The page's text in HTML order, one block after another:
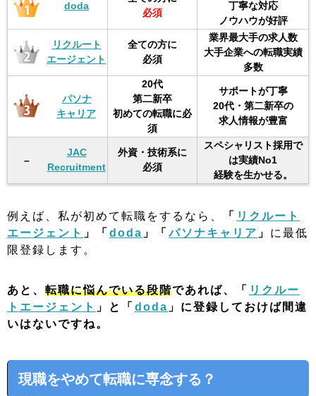
doda
必須
丁寧な対応
ノウハウが好評
リクルート
エージェント
全ての方に
必須
業界最大手の求人数
大手企業への転職実績
多数
パソナ
キャリア
20代
第二新卒
初めての転職に必
須
サポートが丁寧
20代・第二新卒の
求人情報が豊富
–
JAC
Recruitment
外資・技術系に
必須
スペシャリスト採用で
は実績No1
経験を生かせる。
例えば、私が初めて転職をするなら、 「 リクルート
エージェント 」「 doda 」「 パソナキャリア 」 に最低
限登録します。
あと、 転職に悩んでいる段階であれば、「 リクルー
トエージェント 」と「 doda 」に登録しておけば間違
いはないですね。
現職をやめて転職に専念する？